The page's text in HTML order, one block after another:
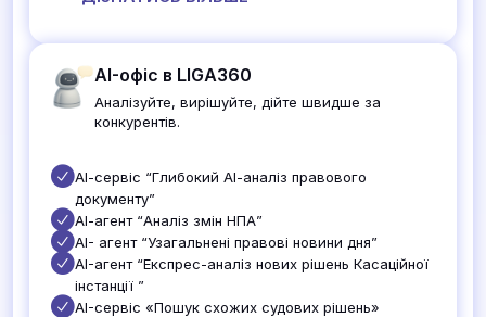
AI-офіс в LIGA360
Аналізуйте, вирішуйте, дійте швидше за
конкурентів.
АІ-сервіс “Глибокий АІ-аналіз правового
документу”
АІ-агент “Аналіз змін НПА”
AI- агент “Узагальнені правові новини дня”
AI-агент “Експрес-аналіз нових рішень Касаційної
інстанції ”
AI-сервіс «Пошук схожих судових рішень»